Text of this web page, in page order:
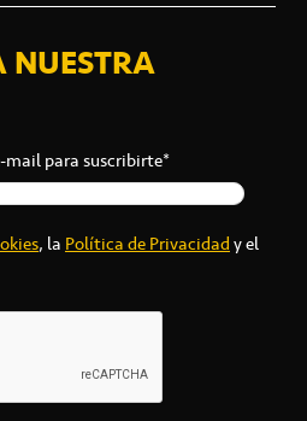
NUESTRA
mail para suscribirte*
, la Política de Privacidady el